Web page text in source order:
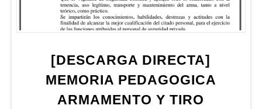
[DESCARGA DIRECTA]
MEMORIA PEDAGOGICA
ARMAMENTO Y TIRO